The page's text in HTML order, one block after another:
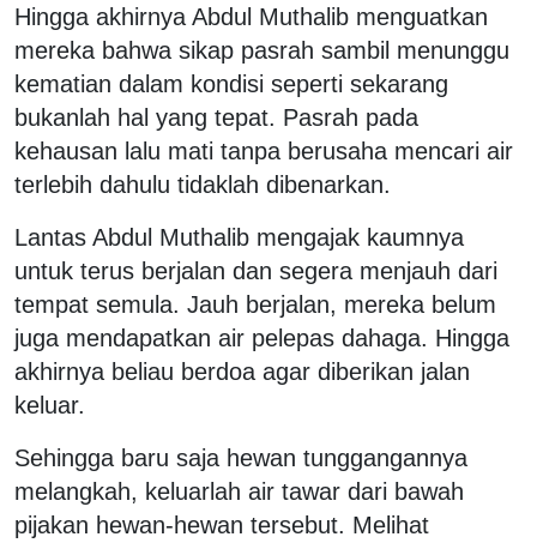
Hingga akhirnya Abdul Muthalib menguatkan
mereka bahwa sikap pasrah sambil menunggu
kematian dalam kondisi seperti sekarang
bukanlah hal yang tepat. Pasrah pada
kehausan lalu mati tanpa berusaha mencari air
terlebih dahulu tidaklah dibenarkan.
Lantas Abdul Muthalib mengajak kaumnya
untuk terus berjalan dan segera menjauh dari
tempat semula. Jauh berjalan, mereka belum
juga mendapatkan air pelepas dahaga. Hingga
akhirnya beliau berdoa agar diberikan jalan
keluar.
Sehingga baru saja hewan tunggangannya
melangkah, keluarlah air tawar dari bawah
pijakan hewan-hewan tersebut. Melihat